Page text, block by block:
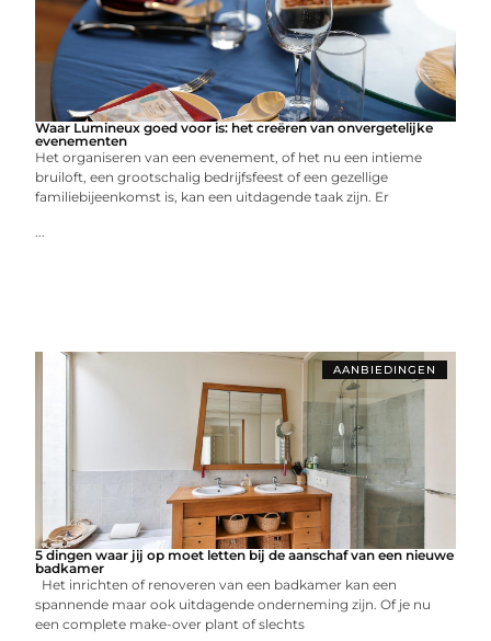
Waar Lumineux goed voor is: het creëren van onvergetelijke
evenementen
Het organiseren van een evenement, of het nu een intieme
bruiloft, een grootschalig bedrijfsfeest of een gezellige
familiebijeenkomst is, kan een uitdagende taak zijn. Er
...
AANBIEDINGEN
5 dingen waar jij op moet letten bij de aanschaf van een nieuwe
badkamer
Het inrichten of renoveren van een badkamer kan een
spannende maar ook uitdagende onderneming zijn. Of je nu
een complete make-over plant of slechts